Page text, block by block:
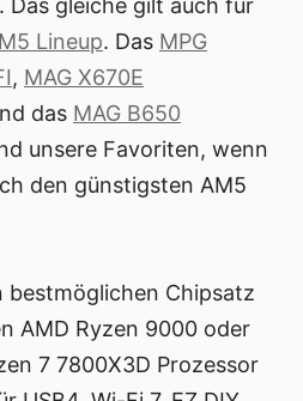
Lineup. Das MPG
, MAG X670E
das MAG B650
unsere Favoriten, wenn
den günstigsten AM5
bestmöglichen Chipsatz
AMD Ryzen 9000 oder
7 7800X3D Prozessor